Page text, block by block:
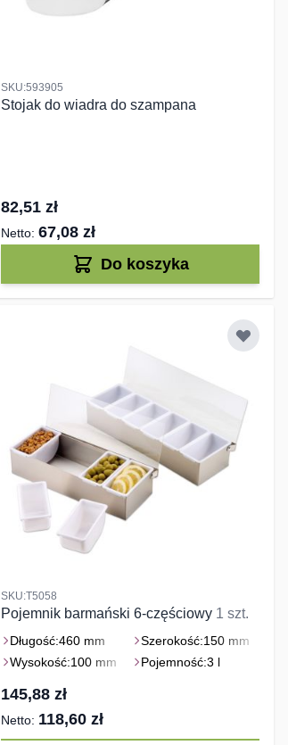
SKU:593905
Stojak do wiadra do szampana
82,51 zł
67,08 zł
Do koszyka
SKU:T5058
Pojemnik barmański 6-częściowy 1 szt.
Długość:460 mm Szerokość:150 mm
Wysokość:100 mm Pojemność:3 l
145,88 zł
118,60 zł